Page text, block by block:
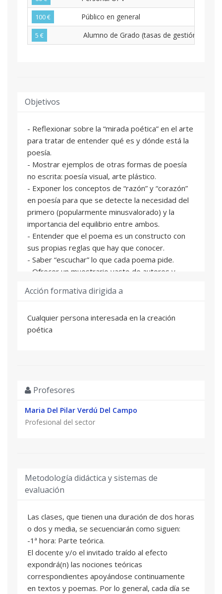
100 € Público en general
5 € Alumno de Grado (tasas de gestión)
Objetivos
- Reflexionar sobre la “mirada poética” en el arte
para tratar de entender qué es y dónde está la
poesía.
- Mostrar ejemplos de otras formas de poesía
no escrita: poesía visual, arte plástico.
- Exponer los conceptos de “razón” y “corazón”
en poesía para que se detecte la necesidad del
primero (popularmente minusvalorado) y la
importancia del equilibrio entre ambos.
- Entender que el poema es un constructo con
sus propias reglas que hay que conocer.
- Saber “escuchar” lo que cada poema pide.
- Ofrecer un muestrario vasto de autores y
panorama cultural y elegir su poeta-guía del
- Explicar la importancia de la lectura y la
reelaboración para encontrar una voz propia.
- Confrontar las sensaciones como
compañeros, y entender qué función tiene el
lector como tal.
- Informar sobre actos culturales y concursos
que puedan ser de interés para la formación.
y lecturas públicas.
- Otorgar criterios para la conformación de un
poemario y para la elección del premio literario o
editorial a los que presentarlo.
Acción formativa dirigida a
Cualquier persona interesada en la creación
poética
Profesores
Maria Del Pilar Verdú Del Campo
Profesional del sector
Metodología didáctica y sistemas de
evaluación
Las clases, que tienen una duración de dos horas
o dos y media, se secuenciarán como siguen:
-1ª hora: Parte teórica.
El docente y/o el invitado traído al efecto
expondrá(n) las nociones teóricas
correspondientes apoyándose continuamente
en textos y poemas. Por lo general, cada día se